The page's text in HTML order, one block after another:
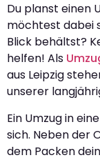
Du planst einen
möchtest dabei
Blick behältst?
helfen! Als
aus Leipzig
unserer
Ein Umzug in
sich. Neben der
dem Packen